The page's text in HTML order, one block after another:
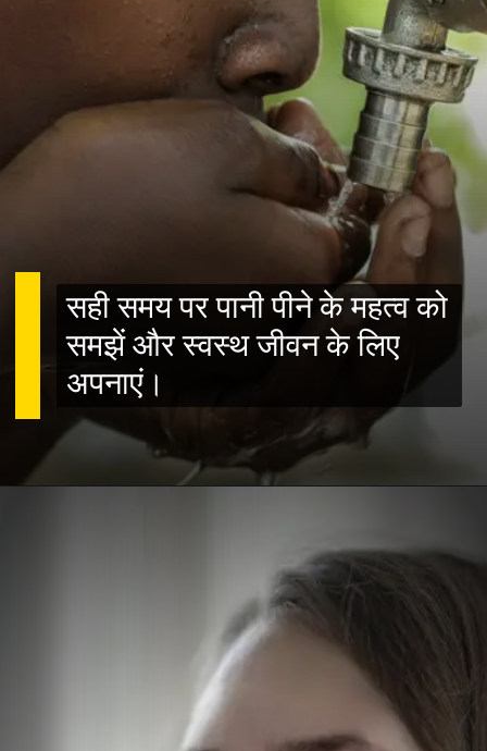
सही समय पर पानी पीने के महत्व को
समझें और स्वस्थ जीवन के लिए
अपनाएं।